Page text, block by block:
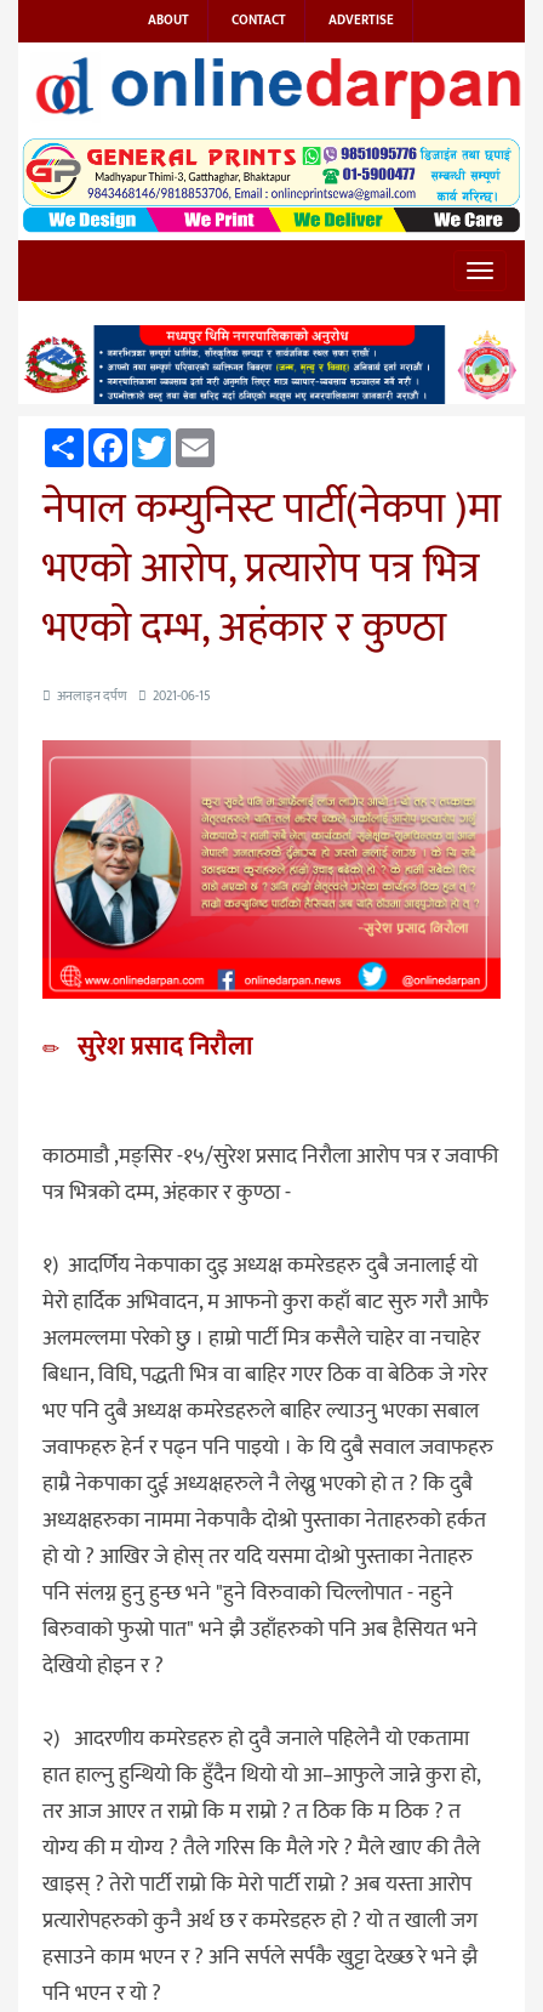
ABOUT CONTACT ADVERTISE
Toggle
ShareFacebook
Twitter
नेपाल कम्युनिस्ट पार्टी(नेकपा )मा
भएको आरोप, प्रत्यारोप पत्र भित्र
भएको दम्भ, अहंकार र कुण्ठा
अनलाइन दर्पण 2021-06-15
सुरेश प्रसाद निरौला
काठमाडौ ,मङ्सिर -१५/सुरेश प्रसाद निरौला आरोप पत्र र जवाफी
पत्र भित्रको दम्म, अंहकार र कुण्ठा -
१) आदर्णिय नेकपाका दुइ अध्यक्ष कमरेडहरु दुबै जनालाई यो
मेरो हार्दिक अभिवादन, म आफनो कुरा कहाँ बाट सुरु गरौ आफै
अलमल्लमा परेको छु । हाम्रो पार्टी मित्र कसैले चाहेर वा नचाहेर
बिधान, विघि, पद्धती भित्र वा बाहिर गएर ठिक वा बेठिक जे गरेर
भए पनि दुबै अध्यक्ष कमरेडहरुले बाहिर ल्याउनु भएका सबाल
जवाफहरु हेर्न र पढ्न पनि पाइयो । के यि दुबै सवाल जवाफहरु
हाम्रै नेकपाका दुई अध्यक्षहरुले नै लेख्नु भएको हो त ? कि दुबै
अध्यक्षहरुका नाममा नेकपाकै दोश्रो पुस्ताका नेताहरुको हर्कत
हो यो ? आखिर जे होस् तर यदि यसमा दोश्रो पुस्ताका नेताहरु
पनि संलग्न हुनु हुन्छ भने "हुने विरुवाको चिल्लोपात - नहुने
बिरुवाको फुस्रो पात" भने झै उहाँहरुको पनि अब हैसियत भने
देखियो होइन र ?
२) आदरणीय कमरेडहरु हो दुवै जनाले पहिलेनै यो एकतामा
हात हाल्नु हुन्थियो कि हुँदैन थियो यो आ–आफुले जान्ने कुरा हो,
तर आज आएर त राम्रो कि म राम्रो ? त ठिक कि म ठिक ? त
योग्य की म योग्य ? तैले गरिस कि मैले गरे ? मैले खाए की तैले
खाइस् ? तेरो पार्टी राम्रो कि मेरो पार्टी राम्रो ? अब यस्ता आरोप
प्रत्यारोपहरुको कुनै अर्थ छ र कमरेडहरु हो ? यो त खाली जग
हसाउने काम भएन र ? अनि सर्पले सर्पकै खुट्टा देख्छ रे भने झै
पनि भएन र यो ?